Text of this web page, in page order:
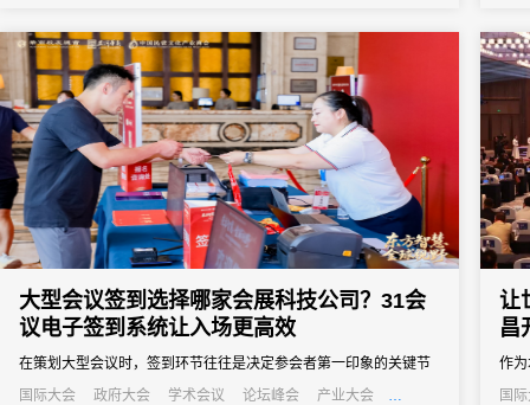
者和
大型会议签到选择哪家会展科技公司？31会
议电子签到系统让入场更高效
在策划大型会议时，签到环节往往是决定参会者第一印象的关键节
点。传统的签到方式在应对千人以上规模会议时，常常出现排队拥
国际大会 政府大会 学术会议 论坛峰会
产业大会
让
昌
作
大
国